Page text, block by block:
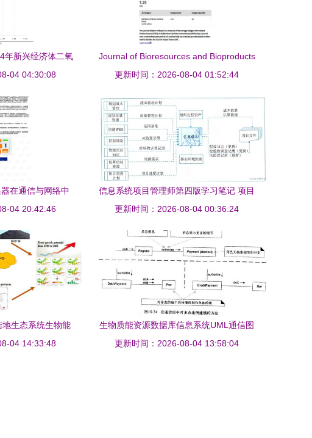
年新兴经济体二氧
分析的深度洞察
04 04:30:08
Journal of Bioresources and Bioproducts
Soars with First Impact Factor of 20.2,
更新时间：2026-08-04 01:52:44
在通信与网络中
源数据库信息系
04 20:42:46
信息系统项目管理师第四版学习笔记 项目
成本管理
更新时间：2026-08-04 00:36:24
生态系统生物能
布规律
04 14:33:48
生物质能资源数据库信息系统UML通信图
绘制指南
更新时间：2026-08-04 13:58:04